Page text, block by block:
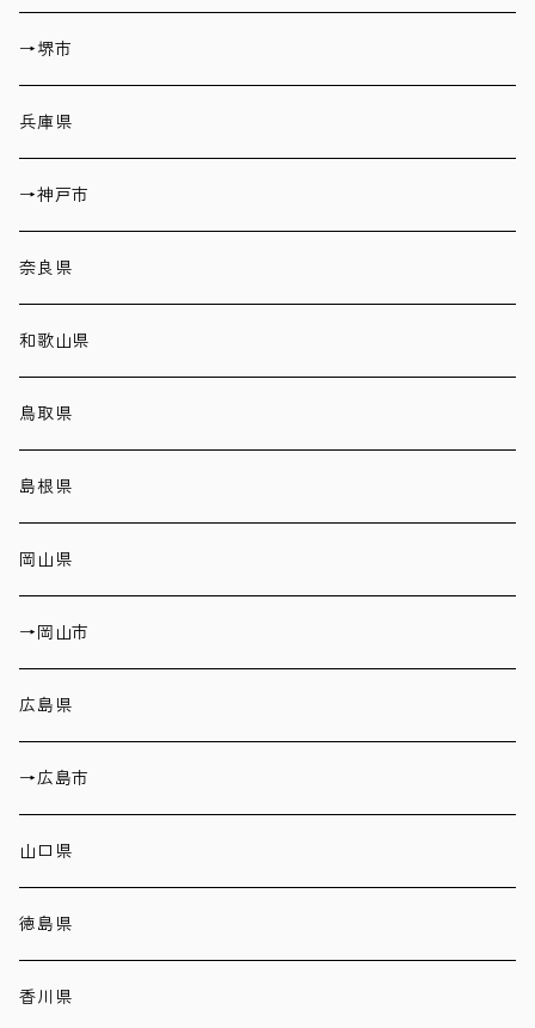
→堺市
兵庫県
→神戸市
奈良県
和歌山県
鳥取県
島根県
岡山県
→岡山市
広島県
→広島市
山口県
徳島県
香川県